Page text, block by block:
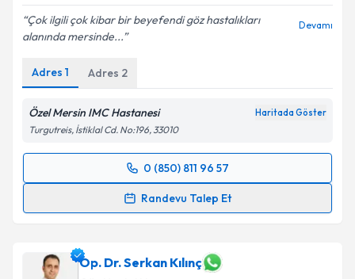
Çok ilgili çok kibar bir beyefendi göz hastalıkları
alanında mersinde...
Devamı
Adres 1 Adres 2
Özel Mersin IMC Hastanesi Haritada Göster
Turgutreis, İstiklal Cd. No:196, 33010
0 (850) 811 96 57
Randevu Talep Et
Randevu Takvimi Talebi
takvim hazırlandığında e-posta ile bilgilendireceğiz.
Op. Dr. Serkan Kılınç